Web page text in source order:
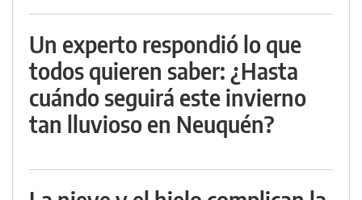
Un experto respondió lo que
todos quieren saber: ¿Hasta
cuándo seguirá este invierno
tan lluvioso en Neuquén?